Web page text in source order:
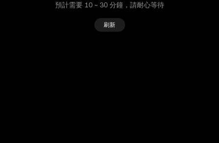
預計需要 10 ~ 30 分鐘，請耐心等待
刷新